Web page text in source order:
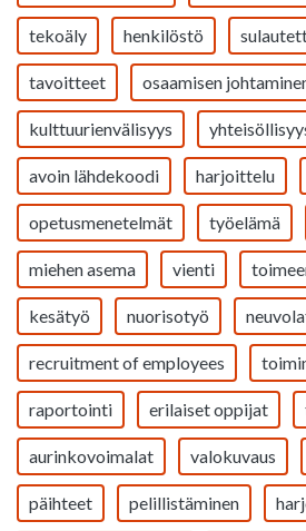
tekoäly henkilöstö
tavoitteet osaamisen
kulttuurienvälisyys
avoin lähdekoodi harjoittelu
opetusmenetelmät työelämä
miehen asema vienti
kesätyö nuorisotyö
recruitment of employees
raportointi erilaiset oppijat
aurinkovoimalat valokuvaus
päihteet pelillistäminen